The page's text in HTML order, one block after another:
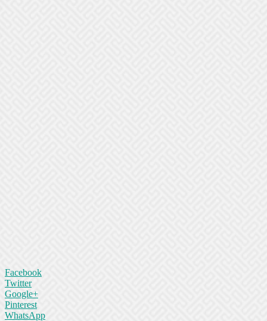
Facebook
Twitter
Google+
Pinterest
WhatsApp